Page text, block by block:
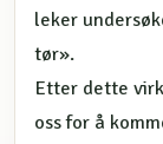
leker
tør».
Etter dette
oss for å